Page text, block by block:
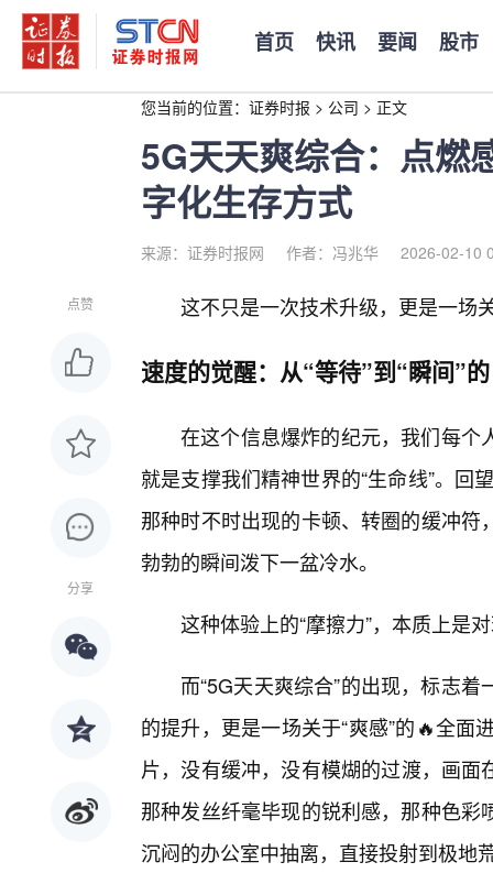
首页 快讯 要闻 股市
您当前的位置： 证券时报 > 公司 > 正文
5G天天爽综合：点燃
字化生存方式
来源：证券时报网 作者：冯兆华 2026-02-10
点赞
分享
这不只是一次技术升级，更是一场
速度的觉醒：从“等待”到“瞬间”
在这个信息爆炸的纪元，我们每个
就是支撑我们精神世界的“生命线”。回
那种时不时出现的卡顿、转圈的缓冲
勃勃的瞬间泼下一盆冷水。
这种体验上的“摩擦力”，本质上是
而“5G天天爽综合”的出现，标志
的提升，更是一场关于“爽感”的🔥全
片，没有缓冲，没有模煳的过渡，画
那种发丝纤毫毕现的锐利感，那种色
沉闷的办公室中抽离，直接投射到极地